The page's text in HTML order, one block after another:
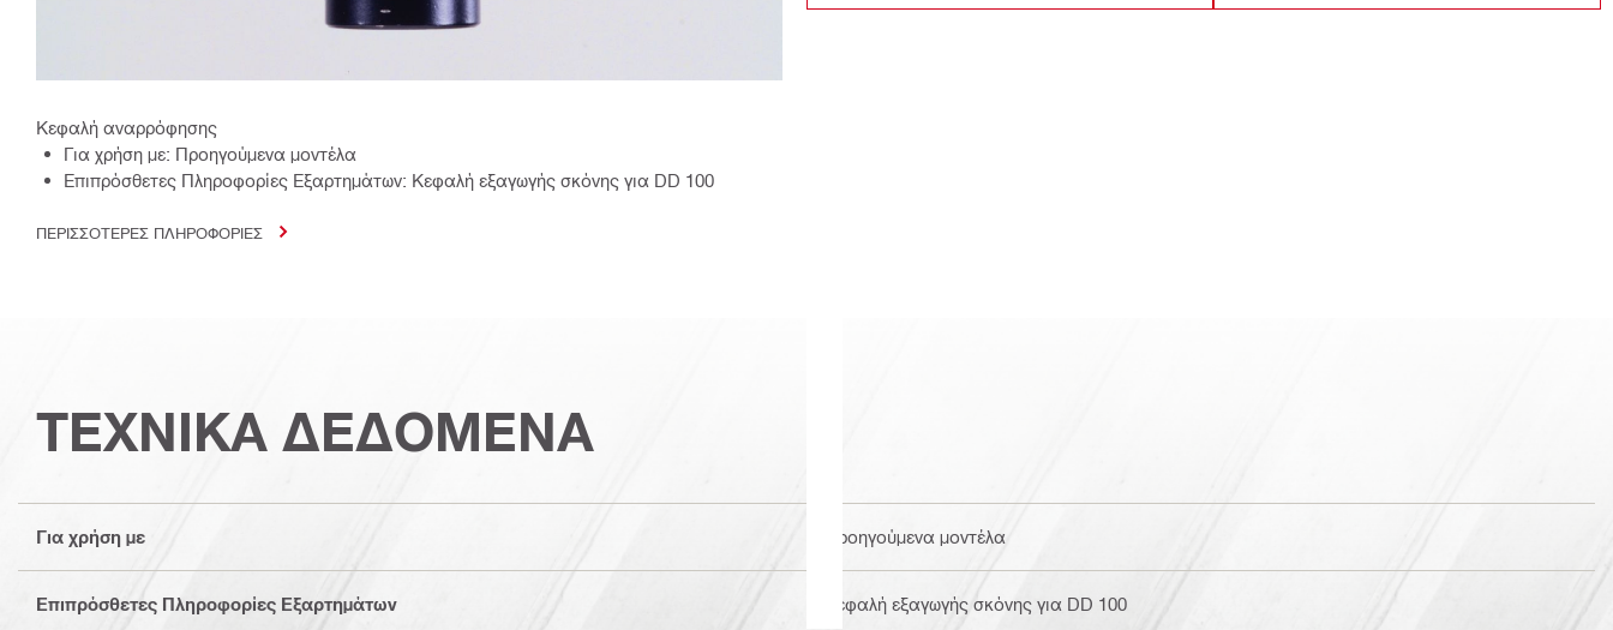
Κεφαλή αναρρόφησης
Για χρήση με: Προηγούμενα μοντέλα
Επιπρόσθετες Πληροφορίες Εξαρτημάτων: Κεφαλή εξαγωγής σκόνης για DD 100
ΠΕΡΙΣΣΟΤΕΡΕΣ ΠΛΗΡΟΦΟΡΙΕΣ
ΤΕΧΝΙΚΑ ΔΕΔΟΜΕΝΑ
Για χρήση με Προηγούμενα μοντέλα
Επιπρόσθετες Πληροφορίες Εξαρτημάτων Κεφαλή εξαγωγής σκόνης για DD 100